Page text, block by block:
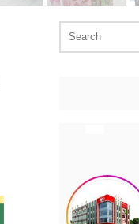
for: